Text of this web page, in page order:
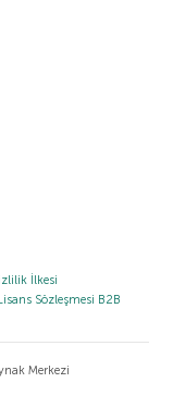
İlkesi
Lisans Sözleşmesi B2B
Merkezi